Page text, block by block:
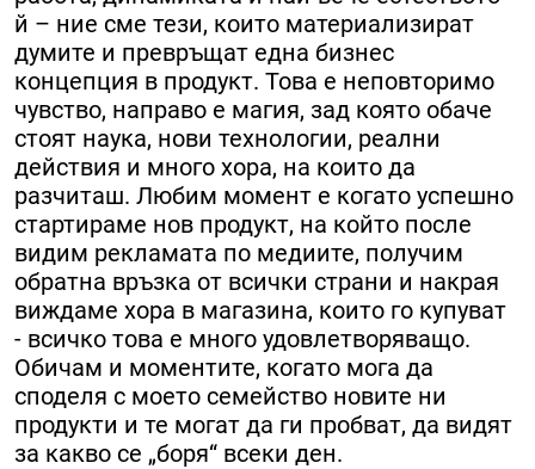
й – ние сме тези, които материализират
думите и превръщат една бизнес
концепция в продукт. Това е неповторимо
чувство, направо е магия, зад която обаче
стоят наука, нови технологии, реални
действия и много хора, на които да
разчиташ. Любим момент е когато успешно
стартираме нов продукт, на който после
видим рекламата по медиите, получим
обратна връзка от всички страни и накрая
виждаме хора в магазина, които го купуват
- всичко това е много удовлетворяващо.
Обичам и моментите, когато мога да
споделя с моето семейство новите ни
продукти и те могат да ги пробват, да видят
за какво се „боря“ всеки ден.